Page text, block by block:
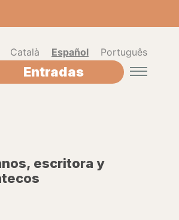
Català Español Português
Entradas
escritora y